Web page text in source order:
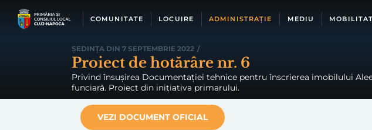
COMUNITATE LOCUIRE ADMINISTRAȚIE MEDIU
ȘEDINȚA DIN 7 SEPTEMBRIE 2022 /
Proiect de hotărâre nr. 6
Privind însușirea Documentației tehnice pentru înscrierea imobilului
funciară. Proiect din inițiativa primarului.
VEZI DOCUMENT OFICIAL